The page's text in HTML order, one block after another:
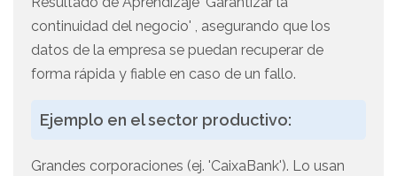
continuidad del negocio' , asegurando que los
datos de la empresa se puedan recuperar de
forma rápida y fiable en caso de un fallo.
Ejemplo en el sector productivo:
Grandes corporaciones (ej. 'CaixaBank'). Lo usan